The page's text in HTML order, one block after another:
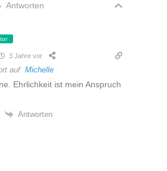
Antworten
3 Jahre vor
auf Michelle
Ehrlichkeit ist mein Anspruch
Antworten